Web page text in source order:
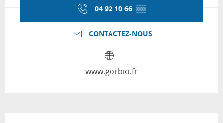
04 92 10 66 ▒▒
CONTACTEZ-NOUS
www.gorbio.fr